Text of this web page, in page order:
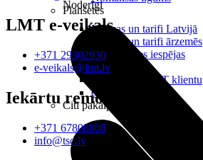
Noderīgi
Maksas un tarifi Latvijā
Maksas un tarifi ārzemēs
LMT Kartes iespējas
Kur nopirkt
Kā kļūt par LMT klientu
eSIM tehnoloģija
Citi pakalpojumi
Planšetes
LMT e-veikals
+371 29302930
e-veikals@lmt.lv
Iekārtu remonts
+371 67808808
info@tsc.lv